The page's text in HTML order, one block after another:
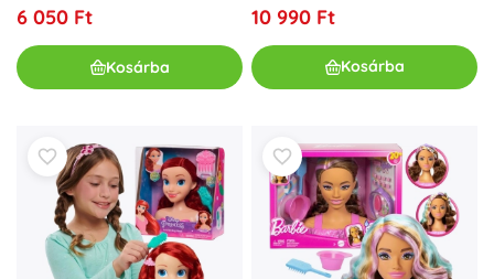
6 050 Ft
Kosárba
10 990 Ft
Kosárba